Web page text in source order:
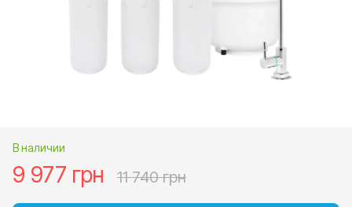
В наличии
9 977 грн 11 740 грн